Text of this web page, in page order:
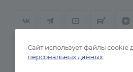
Сайт использует файлы cookie
персональных данных